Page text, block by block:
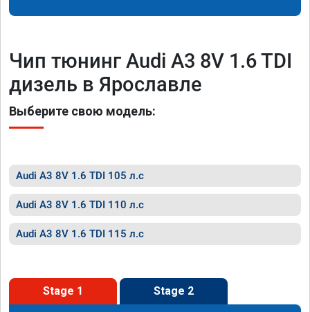
Чип тюнинг Audi A3 8V 1.6 TDI
дизель в Ярославле
Выберите свою модель:
Audi A3 8V 1.6 TDI 105 л.с
Audi A3 8V 1.6 TDI 110 л.с
Audi A3 8V 1.6 TDI 115 л.с
Stage 1 Stage 2